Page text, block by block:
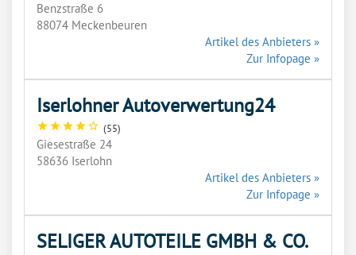
Benzstraße 6
88074 Meckenbeuren
Artikel des Anbieters »
Zur Infopage »
Iserlohner Autoverwertung24
star star star star star_outline (55)
Giesestraße 24
58636 Iserlohn
Artikel des Anbieters »
Zur Infopage »
SELIGER AUTOTEILE GMBH & CO.